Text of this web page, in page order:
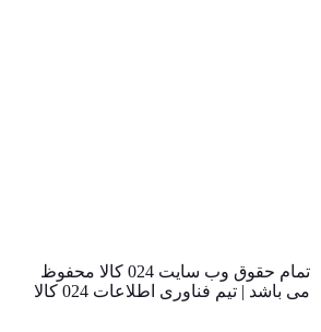
تمام حقوق وب سایت 024 کالا محفوظ
می باشد | تیم فناوری اطلاعات 024 کالا